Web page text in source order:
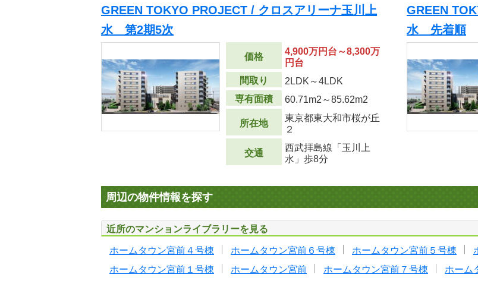
GREEN TOKYO PROJECT / クロスアリーナ玉川上
水 第2期5次
価格
4,900万円台～8,300万
円台
間取り
2LDK～4LDK
専有面積
60.71m2 ～85.62m2
所在地
東京都東大和市桜が丘
２
交通
西武拝島線「玉川上
水」歩8分
GREEN
水 先着順
周辺の物件情報を探す
近所のマンションライブラリーを見る
ホームタウン宮前４号棟 ホームタウン宮前６号棟 ホームタウン宮前５号棟
ホームタウン宮前１号棟
ホームタウン宮前 ホームタウン宮前７号棟 ホーム